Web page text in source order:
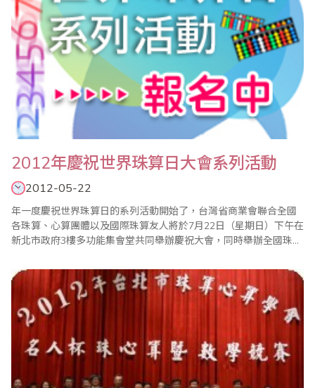
2012年慶祝世界珠算日大會系列活動
2012-05-22
年一度慶祝世界珠算日的系列活動開始了，台灣省商業會聯合全國
各珠算、心算團體以及國際珠算友人將於7月22日（星期日）下午在
新北市政府3樓多功能集會堂共同舉辦慶祝大會，同時舉辦全國珠算
學競技大賽、大會特刊徵文等系列活動。 現今珠心算的學習不只是
開啟兒童智力，對年長者也有健腦、教育、樂活的功能，希望各界
能多提供高齡學習或珠算..